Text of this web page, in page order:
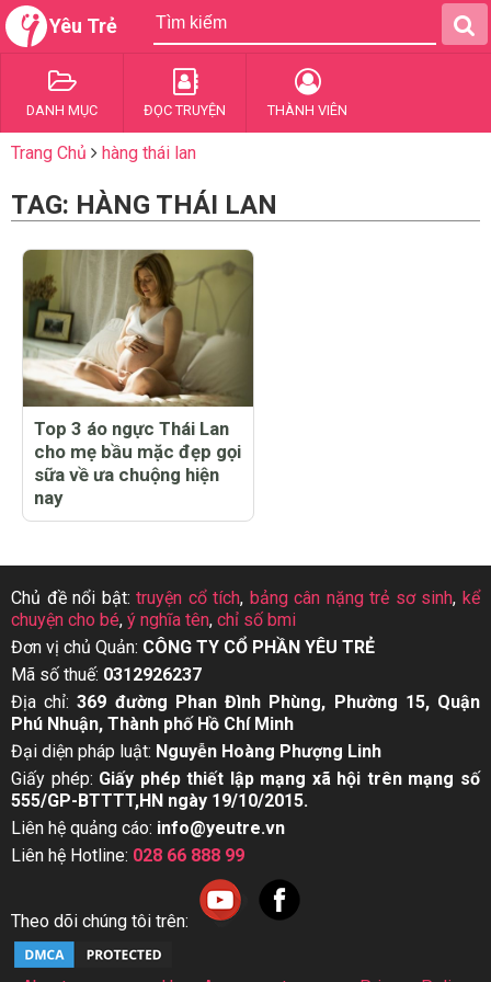
Yêu Trẻ
DANH MỤC ĐỌC TRUYỆN THÀNH VIÊN
Trang Chủ hàng thái lan
TAG: HÀNG THÁI LAN
Top 3 áo ngực Thái Lan
cho mẹ bầu mặc đẹp gọi
sữa về ưa chuộng hiện
nay
Chủ đề nổi bật:truyện cổ tích, bảng cân nặng trẻ sơ sinh,kể
chuyện cho bé, ý nghĩa tên, chỉ số bmi
Đơn vị chủ Quản: CÔNG TY CỔ PHẦN YÊU TRẺ
Mã số thuế: 0312926237
Địa chỉ:369 đường Phan Đình Phùng, Phường 15, Quận
Phú Nhuận, Thành phố Hồ Chí Minh
Đại diện pháp luật: Nguyễn Hoàng Phượng Linh
Giấy phép: Giấy phép thiết lập mạng xã hội trên mạng số
555/GP-BTTTT,HN ngày 19/10/2015.
Liên hệ quảng cáo: info@yeutre.vn
Liên hệ Hotline: 028 66 888 99
Theo dõi chúng tôi trên: